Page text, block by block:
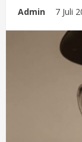
Admin 7 Juli